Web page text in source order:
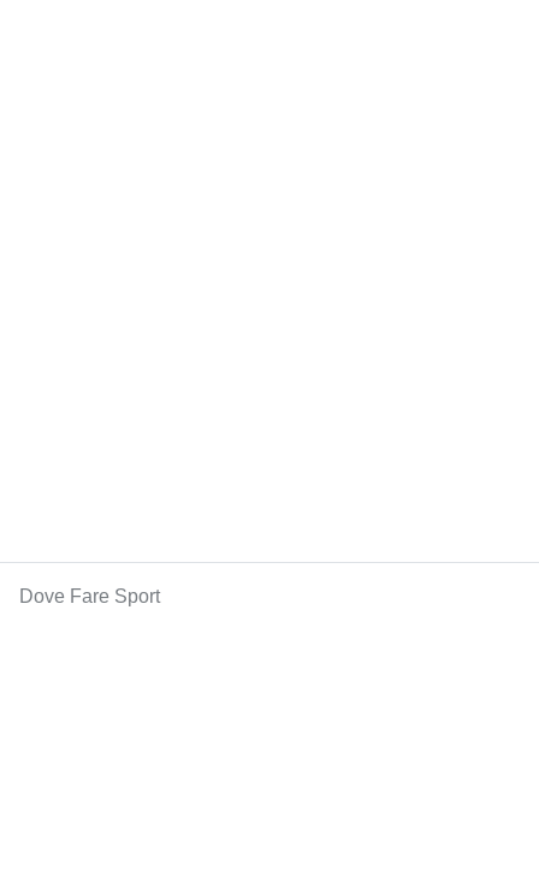
Dove Fare Sport